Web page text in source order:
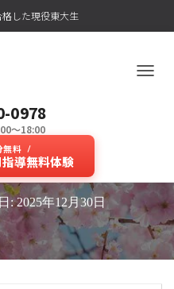
した現役東大生
0978
～18:00
無料
導無料体験
を
切
り
替
え
受験生の疑問
義が人気！
:2025年12月30日